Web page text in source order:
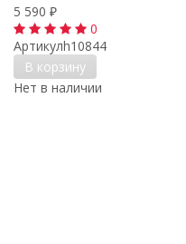
5 590 ₽
0
Артикулh10844
В корзину
Нет в наличии